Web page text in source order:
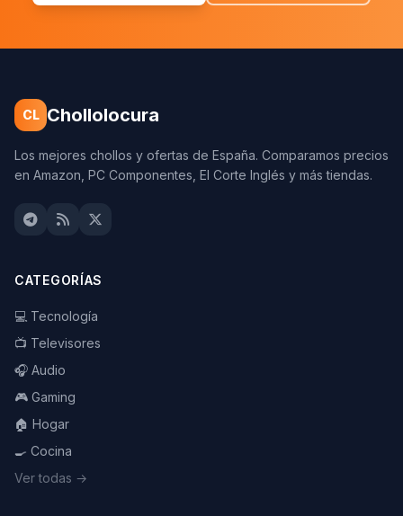
CL Chollolocura
Los mejores chollos y ofertas de España. Comparamos precios
en Amazon, PC Componentes, El Corte Inglés y más tiendas.
CATEGORÍAS
💻 Tecnología
📺 Televisores
🎧 Audio
🎮 Gaming
🏠 Hogar
🍳 Cocina
Ver todas →